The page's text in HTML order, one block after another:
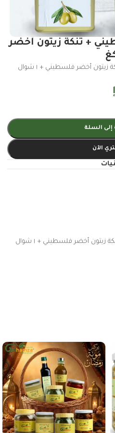
+ تنكة زيتون أخضر
١ تنكة زيت زيتون فلسطيني + ١ تنكة زيتون أخضر فلسطيني + ١ شوال
إلى السلة
الآن
١ تنكة زيت زيتون فلسطيني + ١ تنكة زيتون أخضر فلسطيني + ١ شوال